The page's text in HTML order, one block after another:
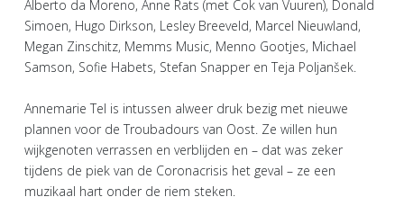
Alberto da Moreno, Anne Rats (met Cok van Vuuren), Donald
Simoen, Hugo Dirkson, Lesley Breeveld, Marcel Nieuwland,
Megan Zinschitz, Memms Music, Menno Gootjes, Michael
Samson, Sofie Habets, Stefan Snapper en Teja Poljanšek.
Annemarie Tel is intussen alweer druk bezig met nieuwe
plannen voor de Troubadours van Oost. Ze willen hun
wijkgenoten verrassen en verblijden en – dat was zeker
tijdens de piek van de Coronacrisis het geval – ze een
muzikaal hart onder de riem steken.